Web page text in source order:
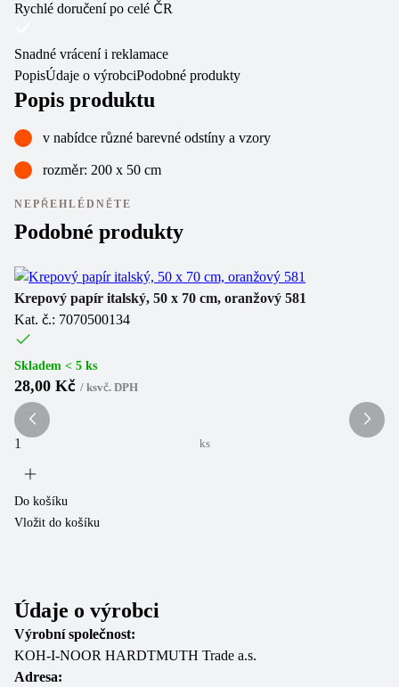
Rychlé doručení po celé ČR
Snadné vrácení i reklamace
PopisÚdaje o výrobciPodobné produkty
Popis produktu
v nabídce různé barevné odstíny a vzory
rozměr: 200 x 50 cm
NEPŘEHLÉDNĚTE
Podobné produkty
Krepový papír italský, 50 x 70 cm, oranžový 581
Kat. č.: 7070500134
Skladem < 5 ks
28,00 Kč / ksvč. DPH
ks
Do košíku
Vložit do košíku
Údaje o výrobci
Výrobní společnost:
KOH-I-NOOR HARDTMUTH Trade a.s.
Adresa: